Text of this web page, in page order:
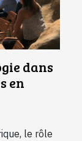
dans
en
le rôle